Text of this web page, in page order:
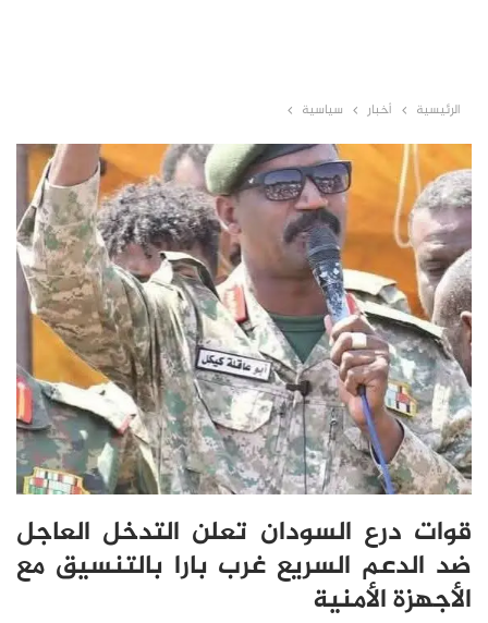
الرئيسية أخبار سياسية
قوات درع السودان تعلن التدخل العاجل
ضد الدعم السريع غرب بارا بالتنسيق مع
الأجهزة الأمنية